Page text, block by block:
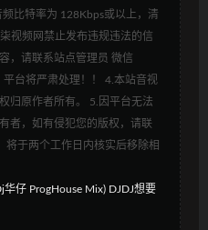
比特率为 128Kbps或以上，清
视频网禁止发布违规违法的信
，请联系站点管理员 微信
平台将严肃处理！！ 4.本站音视
归原作者所有。 5.因平台无法
者，如有侵犯您的版权，请联
将于两个工作日内核实后移除相
华仔 ProgHouse Mix) DJDJ想要